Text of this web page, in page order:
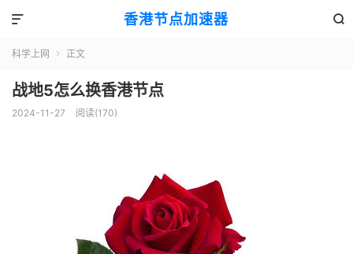
香港节点加速器 

科学上网  正文
战地5怎么换香港节点
2024-11-27 阅读(170)